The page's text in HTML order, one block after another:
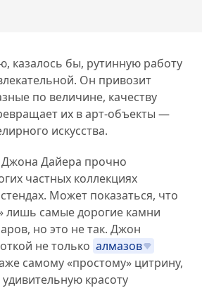
казалось бы, рутинную работу
Он привозит
по величине, качеству
их в арт-объекты —
искусства.
Джона Дайера прочно
частных коллекциях
Может показаться, что
лишь самые дорогие камни
но это не так. Джон
не только алмазов
самому «простому» цитрину,
красоту